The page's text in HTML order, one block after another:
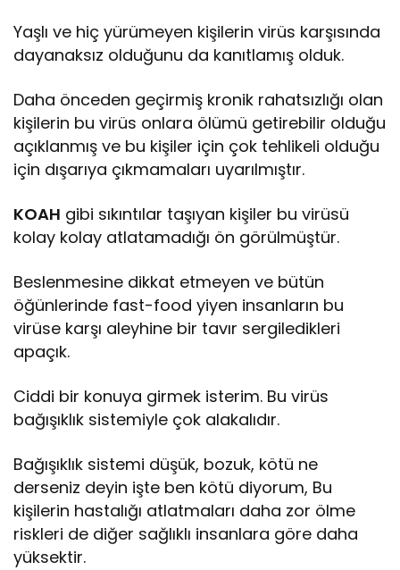
Yaşlı ve hiç yürümeyen kişilerin virüs karşısında
dayanaksız olduğunu da kanıtlamış olduk.
Daha önceden geçirmiş kronik rahatsızlığı olan
kişilerin bu virüs onlara ölümü getirebilir olduğu
açıklanmış ve bu kişiler için çok tehlikeli olduğu
için dışarıya çıkmamaları uyarılmıştır.
KOAH gibi sıkıntılar taşıyan kişiler bu virüsü
kolay kolay atlatamadığı ön görülmüştür.
Beslenmesine dikkat etmeyen ve bütün
öğünlerinde fast-food yiyen insanların bu
virüse karşı aleyhine bir tavır sergiledikleri
apaçık.
Ciddi bir konuya girmek isterim. Bu virüs
bağışıklık sistemiyle çok alakalıdır.
Bağışıklık sistemi düşük, bozuk, kötü ne
derseniz deyin işte ben kötü diyorum, Bu
kişilerin hastalığı atlatmaları daha zor ölme
riskleri de diğer sağlıklı insanlara göre daha
yüksektir.